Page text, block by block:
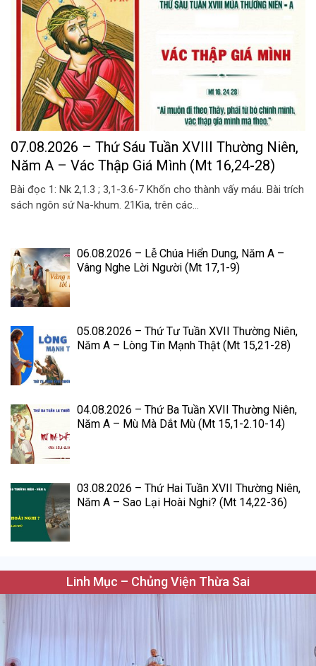
07.08.2026 – Thứ Sáu Tuần XVIII Thường Niên,
Năm A – Vác Thập Giá Mình (Mt 16,24-28)
Bài đọc 1: Nk 2,1.3 ; 3,1-3.6-7 Khốn cho thành vấy máu. Bài trích
sách ngôn sứ Na-khum. 21Kìa, trên các...
06.08.2026 – Lễ Chúa Hiển Dung, Năm A –
Vâng Nghe Lời Người (Mt 17,1-9)
05.08.2026 – Thứ Tư Tuần XVII Thường Niên,
Năm A – Lòng Tin Mạnh Thật (Mt 15,21-28)
04.08.2026 – Thứ Ba Tuần XVII Thường Niên,
Năm A – Mù Mà Dắt Mù (Mt 15,1-2.10-14)
03.08.2026 – Thứ Hai Tuần XVII Thường Niên,
Năm A – Sao Lại Hoài Nghi? (Mt 14,22-36)
Linh Mục – Chủng Viện Thừa Sai